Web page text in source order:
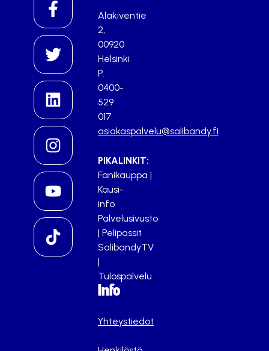
Alakiventie
2,
00920
Helsinki
P.
0400-
529
017
asiakaspalvelu@salibandy.fi
PIKALINKIT:
Fanikauppa |
Kausi-
info
Palvelusivusto
| Pelipassit
SalibandyTV
|
Tulospalvelu
Info
Yhteystiedot